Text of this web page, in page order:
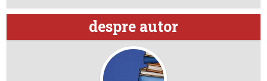
despre autor